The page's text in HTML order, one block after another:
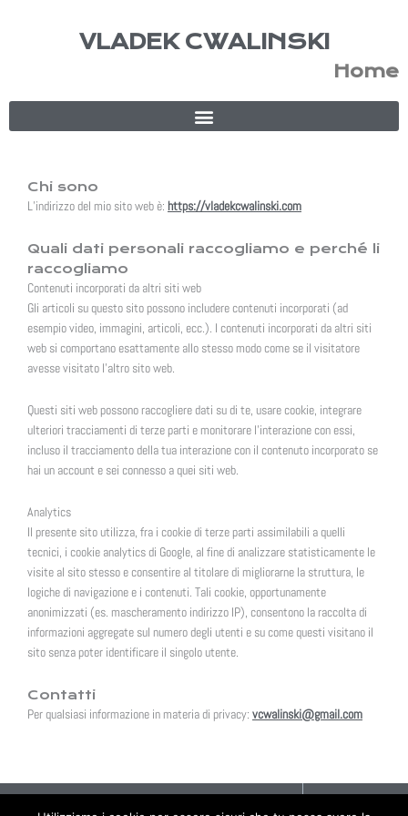
VLADEK CWALINSKI
Home
Chi sono
L’indirizzo del mio sito web è: https://vladekcwalinski.com
Quali dati personali raccogliamo e perché li
raccogliamo
Contenuti incorporati da altri siti web
Gli articoli su questo sito possono includere contenuti incorporati (ad
esempio video, immagini, articoli, ecc.). I contenuti incorporati da altri siti
web si comportano esattamente allo stesso modo come se il visitatore
avesse visitato l’altro sito web.
Questi siti web possono raccogliere dati su di te, usare cookie, integrare
ulteriori tracciamenti di terze parti e monitorare l’interazione con essi,
incluso il tracciamento della tua interazione con il contenuto incorporato se
hai un account e sei connesso a quei siti web.
Analytics
Il presente sito utilizza, fra i cookie di terze parti assimilabili a quelli
tecnici, i cookie analytics di Google, al fine di analizzare statisticamente le
visite al sito stesso e consentire al titolare di migliorarne la struttura, le
logiche di navigazione e i contenuti. Tali cookie, opportunamente
anonimizzati (es. mascheramento indirizzo IP), consentono la raccolta di
informazioni aggregate sul numero degli utenti e su come questi visitano il
sito senza poter identificare il singolo utente.
Contatti
Per qualsiasi informazione in materia di privacy: vcwalinski@gmail.com
VLADEK CWALINSKI